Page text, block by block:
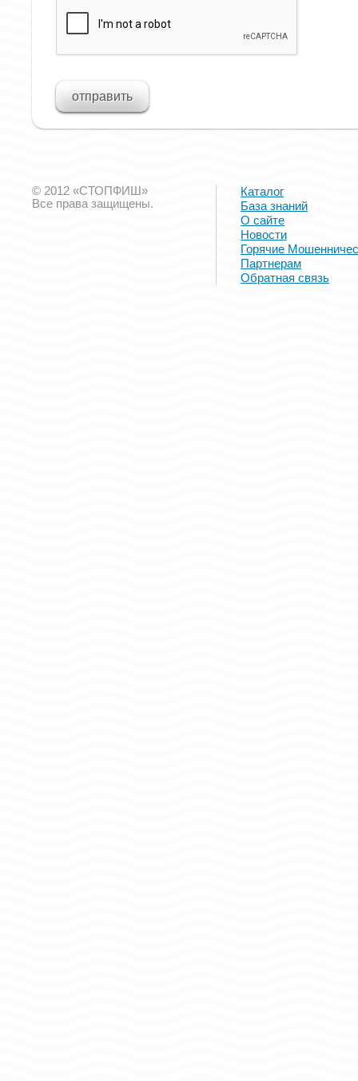
© 2012 «СТОПФИШ»
Все права защищены.
Каталог
База знаний
О сайте
Новости
Горячие
Партнерам
Обратная связь